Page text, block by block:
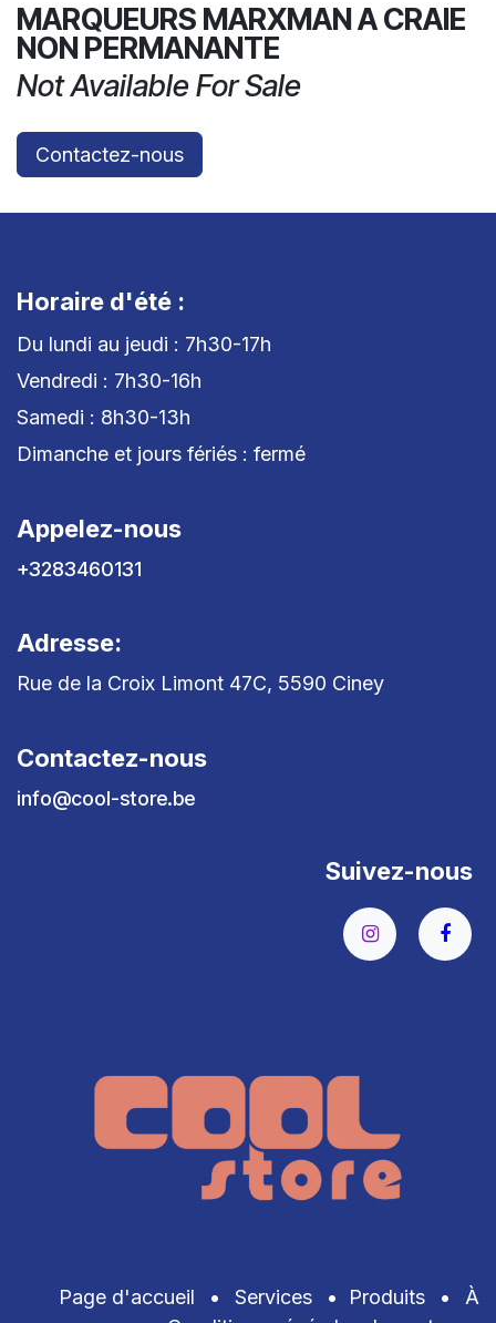
MARQUEURS MARXMAN A CRAIE
NON PERMANANTE
Not Available For Sale
Contactez-nous
Horaire d'été :
Du lundi au jeudi : 7h30-17h
Vendredi : 7h30-16h
Samedi : 8h30-13h
Dimanche et jours fériés : fermé
Appelez-nous
+3283460131
Adresse:
Rue de la Croix Limont 47C, 5590 Ciney
Contactez-nous
info@cool-store.be
Suivez-nous
Page d'accueil • Services • Produits •
À